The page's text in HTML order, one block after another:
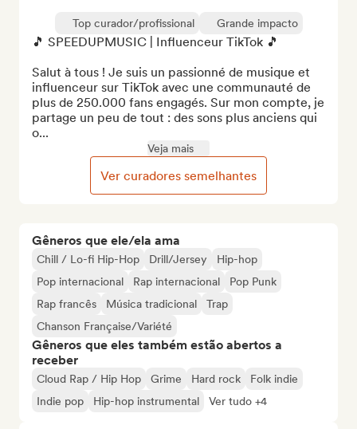
Gêneros que ele/ela ama
Chill / Lo-fi Hip-Hop Drill/Jersey
Hip-hop
Pop internacional
Rap internacional
Pop Punk
Rap francês
Música tradicional
Trap
Chanson Française/Variété
Gêneros que eles também estão abertos a
receber
Cloud Rap / Hip Hop Grime Hard rock
Folk indie
Indie pop
Hip-hop instrumental Ver tudo +4
Top curador/profissional Grande impacto
🎵 SPEEDUPMUSIC | Influenceur TikTok 🎵
Salut à tous ! Je suis un passionné de musique et
influenceur sur TikTok avec une communauté de
plus de 250.000 fans engagés. Sur mon compte, je
partage un peu de tout : des sons plus anciens qui
o...
Veja mais
Ver curadores semelhantes